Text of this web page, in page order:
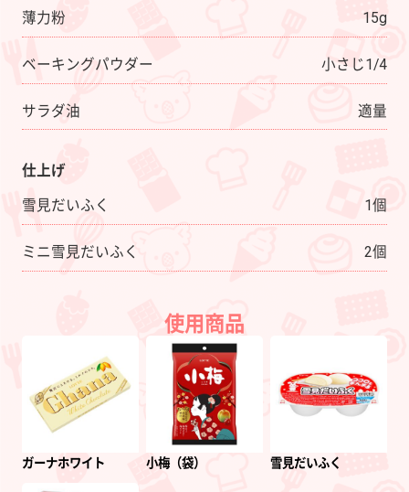
薄力粉 15g
ベーキングパウダー 小さじ1/4
サラダ油 適量
仕上げ
雪見だいふく
1個
ミニ雪見だいふく 2個
使用商品
ガーナホワイト 小梅（袋） 雪見だいふく